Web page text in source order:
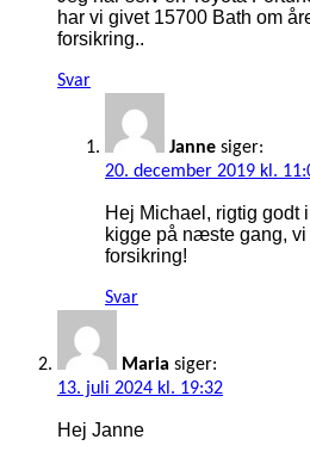
har vi givet 15700 Bath om
forsikring..
Svar
Janne siger:
20. december 2019 kl.
Hej Michael, rigtig godt
kigge på næste gang,
forsikring!
Svar
Maria siger:
13. juli 2024 kl. 19:32
Hej Janne